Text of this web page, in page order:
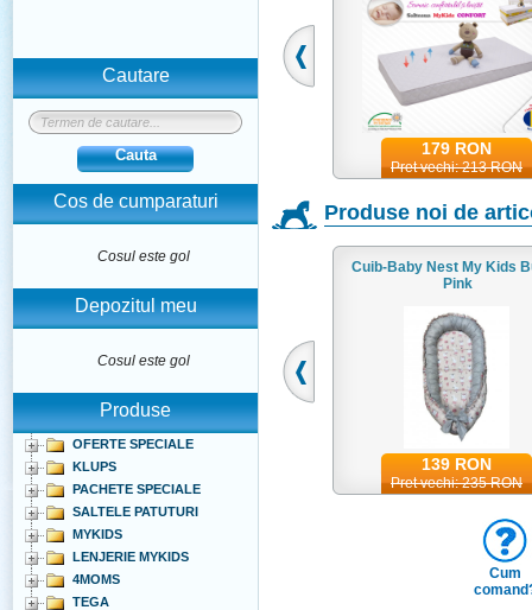
Cautare
Cauta
Cos de cumparaturi
Cosul este gol
Depozitul meu
Cosul este gol
Produse
OFERTE SPECIALE
KLUPS
PACHETE SPECIALE
SALTELE PATUTURI
MYKIDS
LENJERIE MYKIDS
4MOMS
TEGA
169 RON
Pret vechi: 202 RON
179 RON
Pret vechi: 213 RON
Produse noi de
Lenjerie Micul Ursulet 4+1 piese
Cuib-Baby Nest My Kids
Pink
139 RON
Pret vechi: 235 RON
Cum